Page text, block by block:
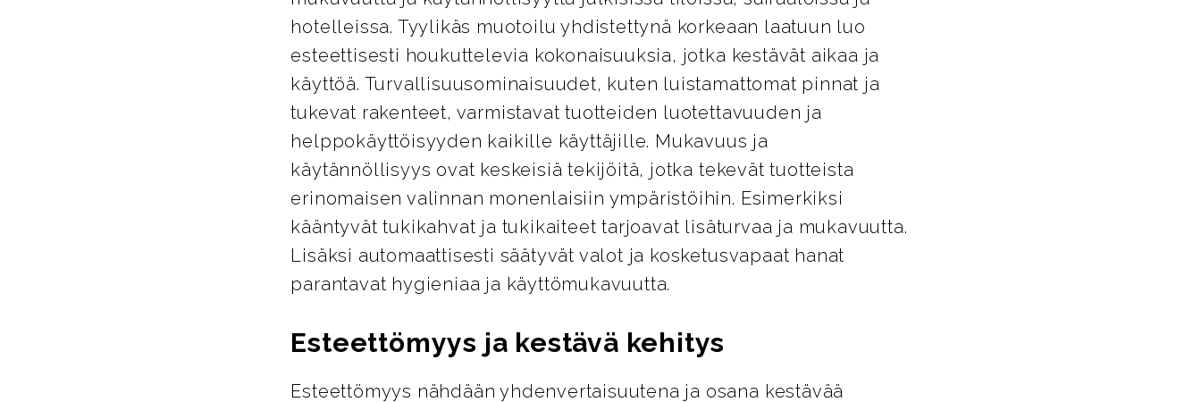
hotelleissa. Tyylikäs muotoilu yhdistettynä korkeaan laatuun luo
esteettisesti houkuttelevia kokonaisuuksia, jotka kestävät aikaa ja
käyttöä. Turvallisuusominaisuudet, kuten luistamattomat pinnat ja
tukevat rakenteet, varmistavat tuotteiden luotettavuuden ja
helppokäyttöisyyden kaikille käyttäjille. Mukavuus ja
käytännöllisyys ovat keskeisiä tekijöitä, jotka tekevät tuotteista
erinomaisen valinnan monenlaisiin ympäristöihin. Esimerkiksi
kääntyvät tukikahvat ja tukikaiteet tarjoavat lisäturvaa ja mukavuutta.
Lisäksi automaattisesti säätyvät valot ja kosketusvapaat hanat
parantavat hygieniaa ja käyttömukavuutta.
Esteettömyys ja kestävä kehitys
Esteettömyys nähdään yhdenvertaisuutena ja osana kestävää